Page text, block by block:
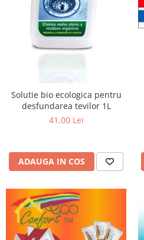
Solutie bio ecologica pentru
desfundarea tevilor 1L
41,00 Lei
ADAUGA IN COS